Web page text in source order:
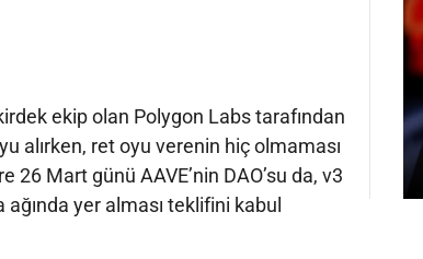
ekip olan Polygon Labs tarafından
alırken, ret oyu verenin hiç olmaması
26 Mart günü AAVE’nin DAO’su da, v3
yer alması teklifini kabul